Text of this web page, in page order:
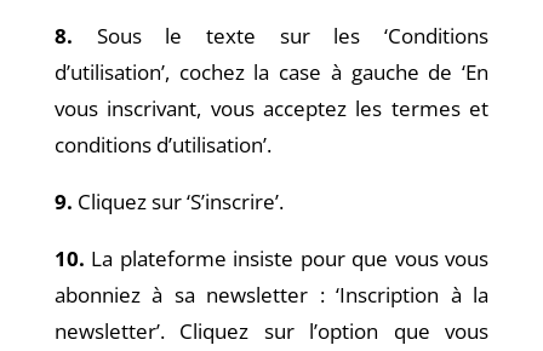
8. Sous le texte sur les ‘Conditions
d’utilisation’, cochez la case à gauche de ‘En
vous inscrivant, vous acceptez les termes et
conditions d’utilisation’.
9. Cliquez sur ‘S’inscrire’.
10. La plateforme insiste pour que vous vous
abonniez à sa newsletter : ‘Inscription à la
newsletter’. Cliquez sur l’option que vous